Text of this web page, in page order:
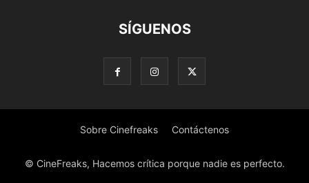
SÍGUENOS
Sobre Cinefreaks Contáctenos
© CineFreaks, Hacemos crítica porque nadie es perfecto.